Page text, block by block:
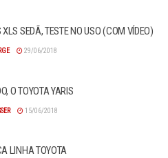
XLS SEDÃ, TESTE NO USO (COM VÍDEO)
29/06/2018
O TOYOTA YARIS
15/06/2018
LINHA TOYOTA